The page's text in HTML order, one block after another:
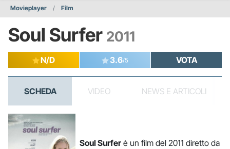
Movieplayer Film
Soul Surfer 2011
N/D 3.6/5 VOTA
SCHEDA VIDEO NEWS E ARTICOLI
Soul Surferè un film del 2011 diretto da